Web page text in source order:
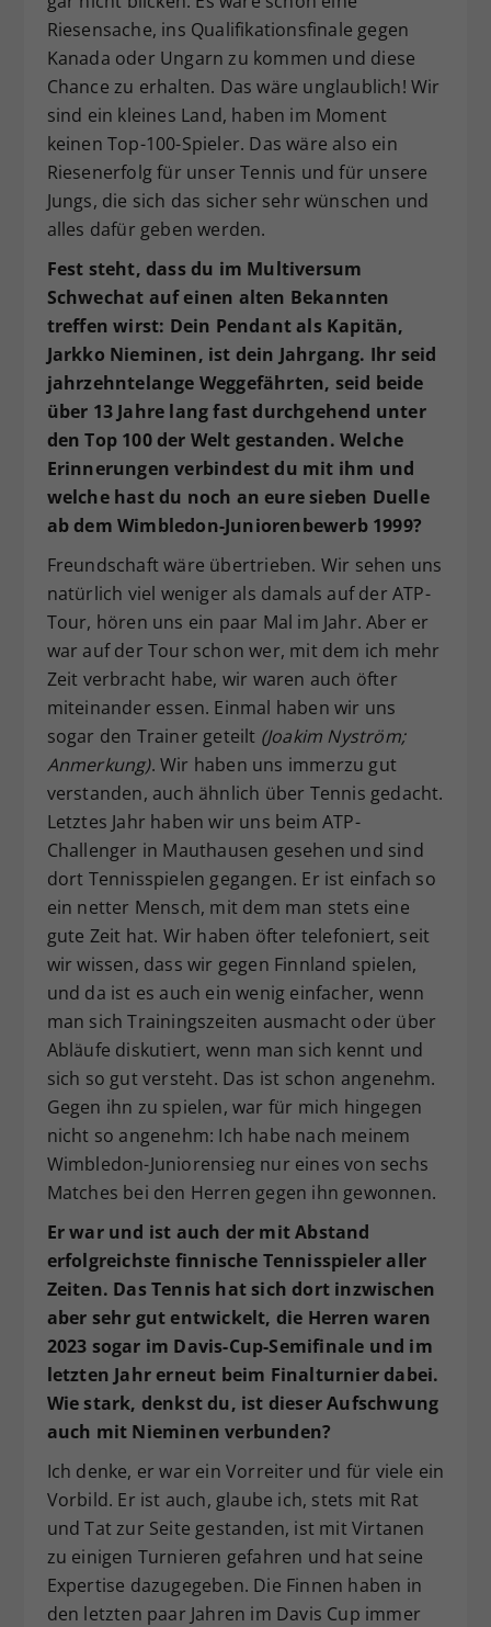
Riesensache, ins Qualifikationsfinale gegen
Kanada oder Ungarn zu kommen und diese
Chance zu erhalten. Das wäre unglaublich! Wir
sind ein kleines Land, haben im Moment
keinen Top-100-Spieler. Das wäre also ein
Riesenerfolg für unser Tennis und für unsere
Jungs, die sich das sicher sehr wünschen und
alles dafür geben werden.
Fest steht, dass du im Multiversum
Schwechat auf einen alten Bekannten
treffen wirst: Dein Pendant als Kapitän,
Jarkko Nieminen, ist dein Jahrgang. Ihr seid
jahrzehntelange Weggefährten, seid beide
über 13 Jahre lang fast durchgehend unter
den Top 100 der Welt gestanden. Welche
Erinnerungen verbindest du mit ihm und
welche hast du noch an eure sieben Duelle
ab dem Wimbledon-Juniorenbewerb 1999?
Freundschaft wäre übertrieben. Wir sehen uns
natürlich viel weniger als damals auf der ATP-
Tour, hören uns ein paar Mal im Jahr. Aber er
war auf der Tour schon wer, mit dem ich mehr
Zeit verbracht habe, wir waren auch öfter
miteinander essen. Einmal haben wir uns
sogar den Trainer geteilt (Joakim Nyström;
Anmerkung). Wir haben uns immerzu gut
verstanden, auch ähnlich über Tennis gedacht.
Letztes Jahr haben wir uns beim ATP-
Challenger in Mauthausen gesehen und sind
dort Tennisspielen gegangen. Er ist einfach so
ein netter Mensch, mit dem man stets eine
gute Zeit hat. Wir haben öfter telefoniert, seit
wir wissen, dass wir gegen Finnland spielen,
und da ist es auch ein wenig einfacher, wenn
man sich Trainingszeiten ausmacht oder über
Abläufe diskutiert, wenn man sich kennt und
sich so gut versteht. Das ist schon angenehm.
Gegen ihn zu spielen, war für mich hingegen
nicht so angenehm: Ich habe nach meinem
Wimbledon-Juniorensieg nur eines von sechs
Matches bei den Herren gegen ihn gewonnen.
Er war und ist auch der mit Abstand
erfolgreichste finnische Tennisspieler aller
Zeiten. Das Tennis hat sich dort inzwischen
aber sehr gut entwickelt, die Herren waren
2023 sogar im Davis-Cup-Semifinale und im
letzten Jahr erneut beim Finalturnier dabei.
Wie stark, denkst du, ist dieser Aufschwung
auch mit Nieminen verbunden?
Ich denke, er war ein Vorreiter und für viele ein
Vorbild. Er ist auch, glaube ich, stets mit Rat
und Tat zur Seite gestanden, ist mit Virtanen
zu einigen Turnieren gefahren und hat seine
Expertise dazugegeben. Die Finnen haben in
den letzten paar Jahren im Davis Cup immer